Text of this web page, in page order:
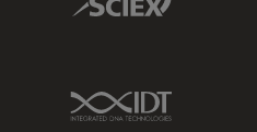
IDT Link